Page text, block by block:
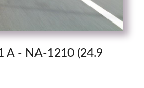
A - NA-1210 (24.9